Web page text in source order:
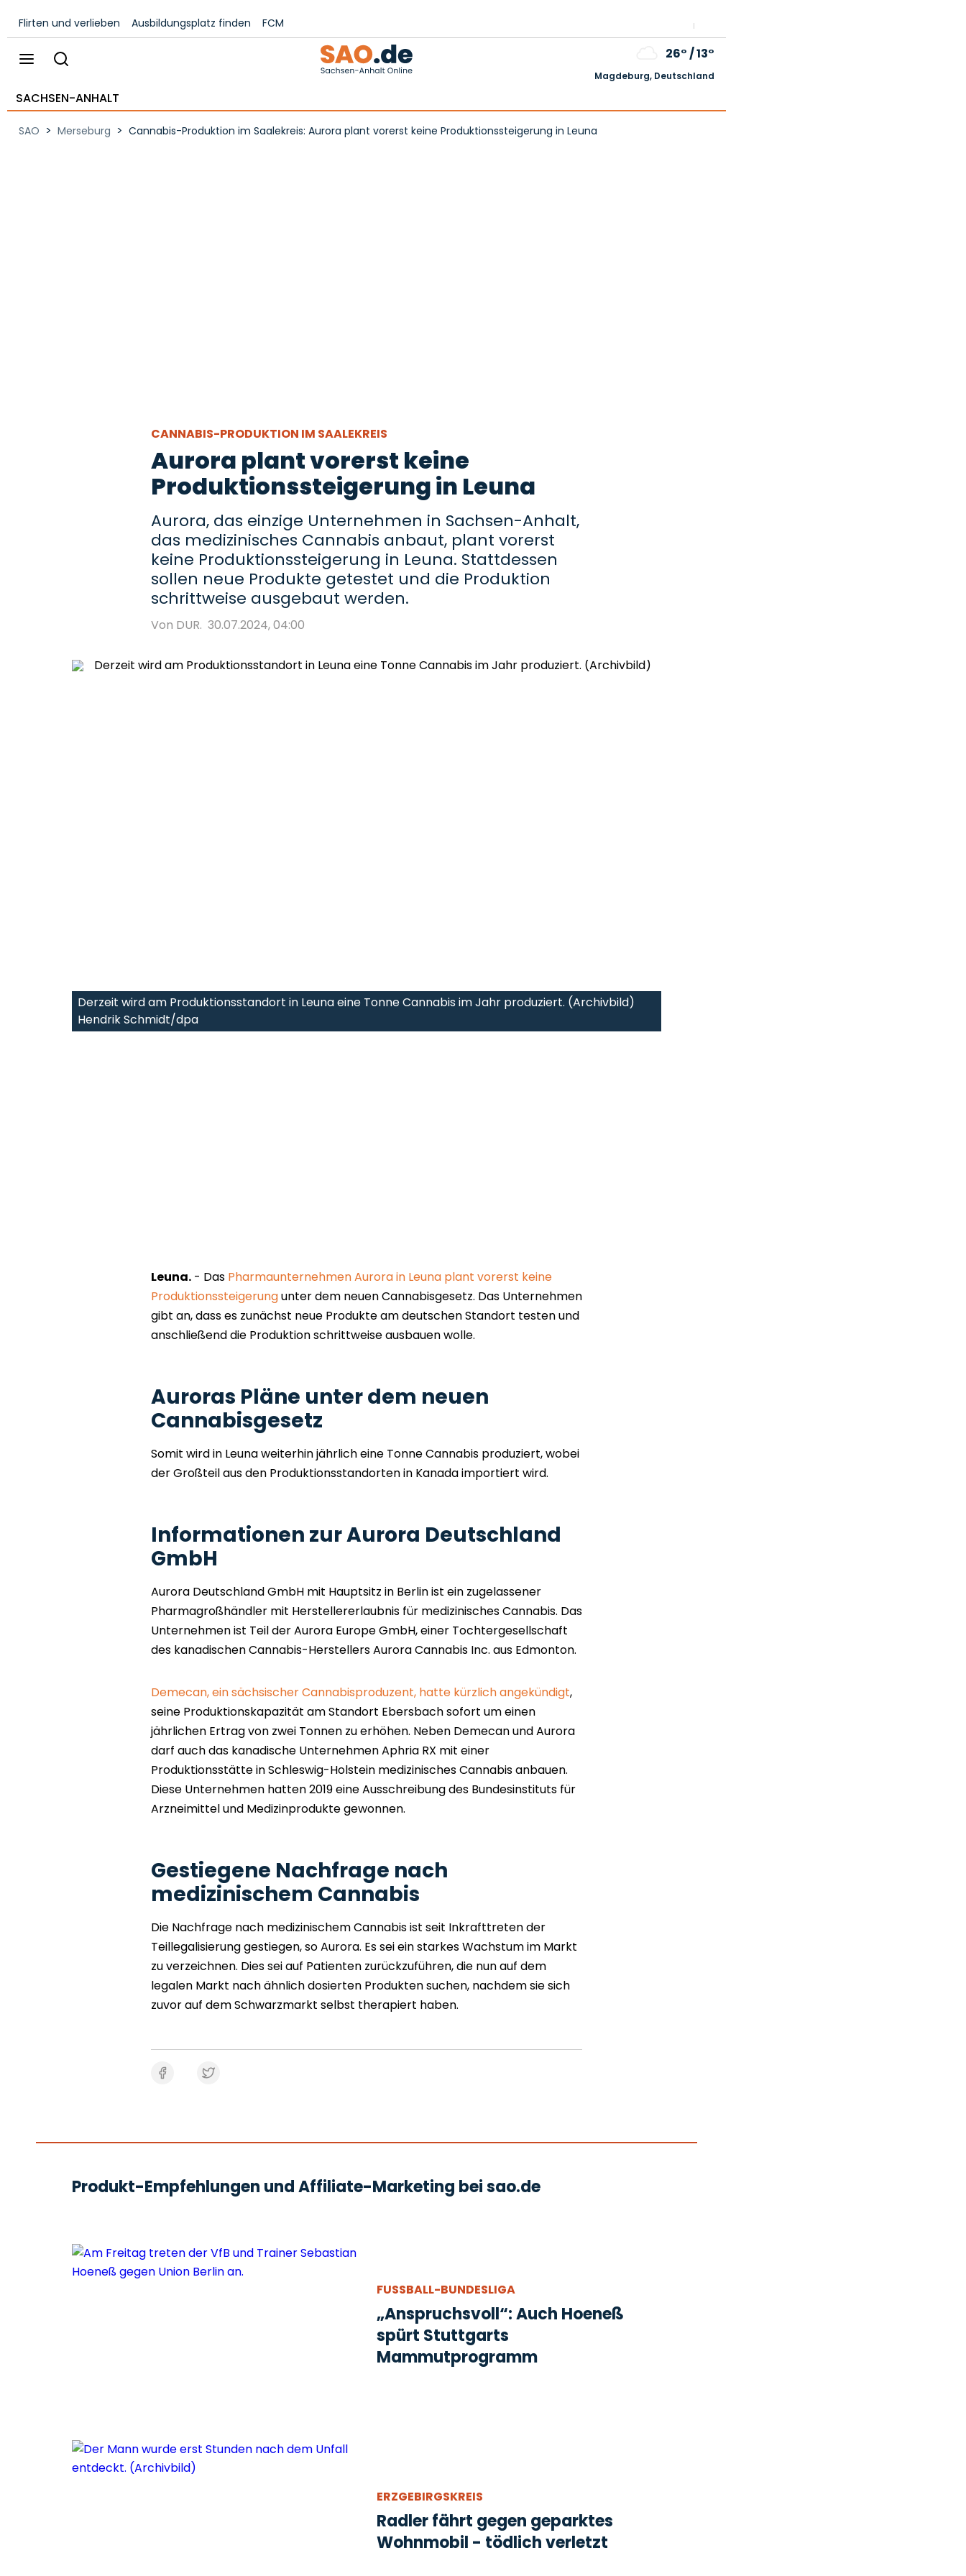
Flirten und verlieben Ausbildungsplatz finden FCM
26°/13°
Magdeburg, Deutschland
SACHSEN-ANHALT
SAO > Merseburg > Cannabis-Produktion im Saalekreis: Aurora plant vorerst keine Produktionssteigerung in Leuna
CANNABIS-PRODUKTION IM SAALEKREIS
Aurora plant vorerst keine
Produktionssteigerung in Leuna
Aurora, das einzige Unternehmen in Sachsen-Anhalt,
das medizinisches Cannabis anbaut, plant vorerst
keine Produktionssteigerung in Leuna. Stattdessen
sollen neue Produkte getestet und die Produktion
schrittweise ausgebaut werden.
Von DUR. 30.07.2024, 04:00
Derzeit wird am Produktionsstandort in Leuna eine Tonne Cannabis im Jahr produziert. (Archivbild)
Hendrik Schmidt/dpa
Leuna. - Das Pharmaunternehmen Aurora in Leuna plant vorerst keine
Produktionssteigerungunter dem neuen Cannabisgesetz. Das Unternehmen
gibt an, dass es zunächst neue Produkte am deutschen Standort testen und
anschließend die Produktion schrittweise ausbauen wolle.
Auroras Pläne unter dem neuen
Cannabisgesetz
Somit wird in Leuna weiterhin jährlich eine Tonne Cannabis produziert, wobei
der Großteil aus den Produktionsstandorten in Kanada importiert wird.
Informationen zur Aurora Deutschland
GmbH
Aurora Deutschland GmbH mit Hauptsitz in Berlin ist ein zugelassener
Pharmagroßhändler mit Herstellererlaubnis für medizinisches Cannabis. Das
Unternehmen ist Teil der Aurora Europe GmbH, einer Tochtergesellschaft
des kanadischen Cannabis-Herstellers Aurora Cannabis Inc. aus Edmonton.
Demecan, ein sächsischer Cannabisproduzent, hatte kürzlich angekündigt,
seine Produktionskapazität am Standort Ebersbach sofort um einen
jährlichen Ertrag von zwei Tonnen zu erhöhen. Neben Demecan und Aurora
darf auch das kanadische Unternehmen Aphria RX mit einer
Produktionsstätte in Schleswig-Holstein medizinisches Cannabis anbauen.
Diese Unternehmen hatten 2019 eine Ausschreibung des Bundesinstituts für
Arzneimittel und Medizinprodukte gewonnen.
Gestiegene Nachfrage nach
medizinischem Cannabis
Die Nachfrage nach medizinischem Cannabis ist seit Inkrafttreten der
Teillegalisierung gestiegen, so Aurora. Es sei ein starkes Wachstum im Markt
zu verzeichnen. Dies sei auf Patienten zurückzuführen, die nun auf dem
legalen Markt nach ähnlich dosierten Produkten suchen, nachdem sie sich
zuvor auf dem Schwarzmarkt selbst therapiert haben.
Produkt-Empfehlungen und Affiliate-Marketing bei sao.de
FUSSBALL-BUNDESLIGA
„Anspruchsvoll“: Auch Hoeneß
spürt Stuttgarts
Mammutprogramm
ERZGEBIRGSKREIS
Radler fährt gegen geparktes
Wohnmobil - tödlich verletzt